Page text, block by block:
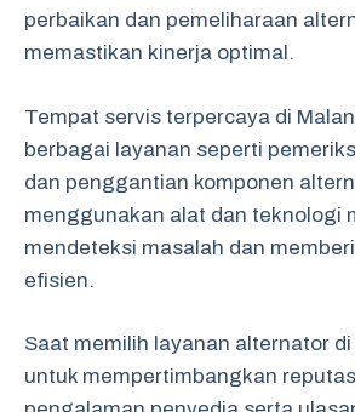
perbaikan dan pemeliharaan
memastikan kinerja optimal.
Tempat servis terpercaya di
berbagai layanan seperti
dan penggantian komponen
menggunakan alat dan teknologi
mendeteksi masalah dan
efisien.
Saat memilih layanan alternator
untuk mempertimbangkan